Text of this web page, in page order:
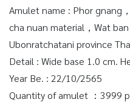
Amulet name : Phor gnang
cha nuan material，Wat
Ubonratchatani province
Detail : Wide base 1.0 cm.
Year Be. : 22/10/2565
Quantity of amulet ：3999